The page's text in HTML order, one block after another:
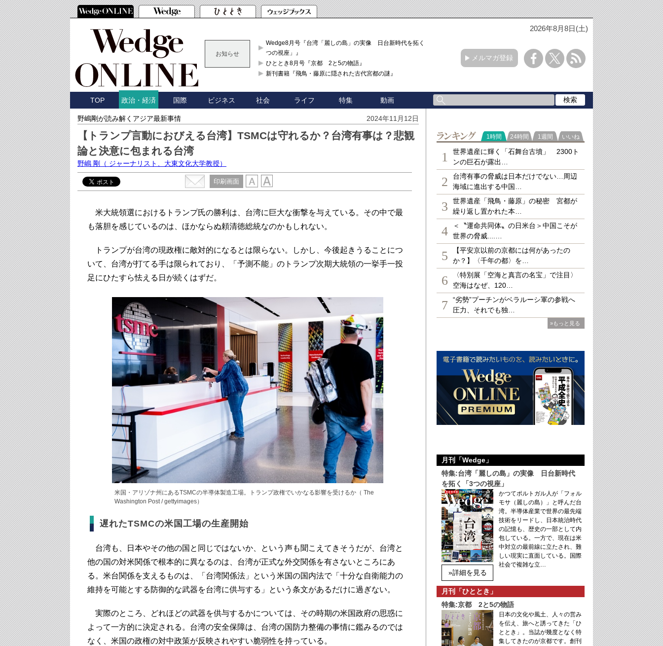
2026年8月8日(土)
お知らせ
Wedge8月号『台湾「麗しの島」の実像 日台新時代を拓く「3
つの視座」』
ひととき8月号『京都 2と5の物語』
新刊書籍『飛鳥・藤原に隠された古代宮都の謎』
メルマガ登録
TOP 政治・経済 国際 ビジネス 社会 ライフ 特集 動画
野嶋剛が読み解くアジア最新事情 2024年11月12日
【トランプ言動におびえる台湾】TSMCは守れるか？台湾有事は？悲観
論と決意に包まれる台湾
野嶋 剛 （ ジャーナリスト、大東文化大学教授）
印刷画面
米大統領選におけるトランプ氏の勝利は、台湾に巨大な衝撃を与えている。その中で最
も落胆を感じているのは、ほかならぬ頼清徳総統なのかもしれない。
トランプが台湾の現政権に敵対的になるとは限らない。しかし、今後起きうることにつ
いて、台湾が打てる手は限られており、「予測不能」のトランプ次期大統領の一挙手一投
足にひたすら怯える日が続くはずだ。
米国・アリゾナ州にあるTSMCの半導体製造工場。トランプ政権でいかなる影響を受けるか（ The
Washington Post / gettyimages）
遅れたTSMCの米国工場の生産開始
台湾も、日本やその他の国と同じではないか、という声も聞こえてきそうだが、台湾と
他の国の対米関係で根本的に異なるのは、台湾が正式な外交関係を有さないところにあ
る。米台関係を支えるものは、「台湾関係法」という米国の国内法で「十分な自衛能力の
維持を可能とする防御的な武器を台湾に供与する」という条文があるだけに過ぎない。
実際のところ、どれほどの武器を供与するかについては、その時期の米国政府の思惑に
よって一方的に決定される。台湾の安全保障は、台湾の国防力整備の事情に鑑みるのでは
なく、米国の政権の対中政策が反映されやすい脆弱性を持っている。
ランキング
1時間 24時間 1週間 いいね
1
世界遺産に輝く「石舞台古墳」 2300ト
ンの巨石が露出…
2
台湾有事の脅威は日本だけでない…周辺
海域に進出する中国…
3
世界遺産「飛鳥・藤原」の秘密 宮都が
繰り返し置かれた本…
4
＜〝運命共同体〟の日米台＞中国こそが
世界の脅威....…
5
【平安京以前の京都には何があったの
か？】〈千年の都〉を…
6
〈特別展「空海と真言の名宝」で注目〉
空海はなぜ、120…
7
“劣勢”プーチンがベラルーシ軍の参戦へ
圧力、それでも独…
»もっと見る
月刊「Wedge」
特集:台湾「麗しの島」の実像 日台新時代
を拓く「3つの視座」
»詳細を見る
かつてポルトガル人が「フォル
モサ（麗しの島）」と呼んだ台
湾。半導体産業で世界の最先端
技術をリードし、日本統治時代
の記憶も、歴史の一部として内
包している。一方で、現在は米
中対立の最前線に立たされ、難
しい現実に直面している。国際
社会で複雑な立…
月刊「ひととき」
特集:京都 2と5の物語
日本の文化や風土、人々の営み
を伝え、旅へと誘ってきた「ひ
ととき」。当誌が幾度となく特
集してきたのが京都です。創刊